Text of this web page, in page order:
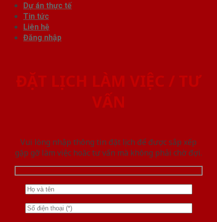
Dự án thực tế
Tin tức
Liên hệ
Đăng nhập
ĐẶT LỊCH LÀM VIỆC / TƯ
VẤN
Vui lòng nhập thông tin đặt lịch để được sắp xếp
gặp gỡ làm việc hoăc tư vấn mà không phải chờ đợi.